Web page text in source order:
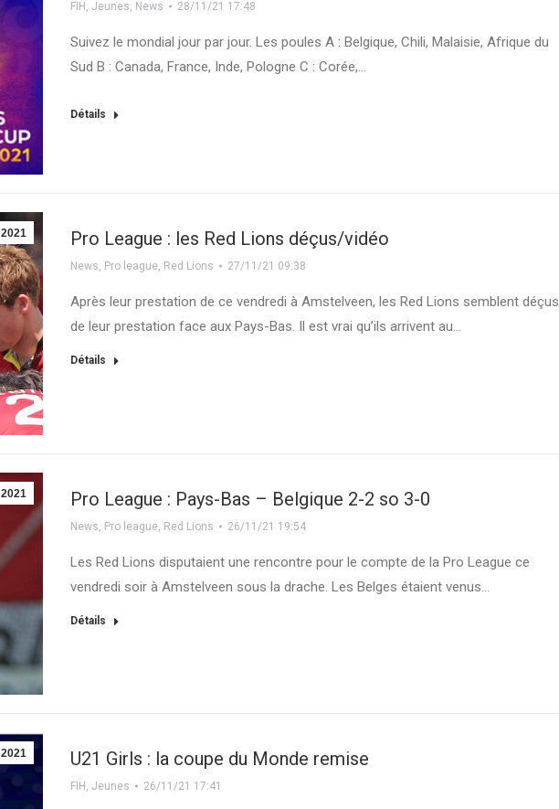
FIH ,Jeunes, News 28/11/21 17:48
Suivez le mondial jour par jour. Les poules A : Belgique, Chili, Malaisie, Afrique du
Sud B : Canada, France, Inde, Pologne C : Corée,…
Détails
2021 Pro League : les Red Lions déçus/vidéo
News, Pro league, Red Lions 27/11/21 09:38
Après leur prestation de ce vendredi à Amstelveen, les Red Lions semblent déçus
de leur prestation face aux Pays-Bas. Il est vrai qu’ils arrivent au…
Détails
2021 Pro League : Pays-Bas – Belgique 2-2 so 3-0
News, Pro league, Red Lions 26/11/21 19:54
Les Red Lions disputaient une rencontre pour le compte de la Pro League ce
vendredi soir à Amstelveen sous la drache. Les Belges étaient venus…
Détails
2021 U21 Girls : la coupe du Monde remise
FIH ,Jeunes 26/11/21 17:41